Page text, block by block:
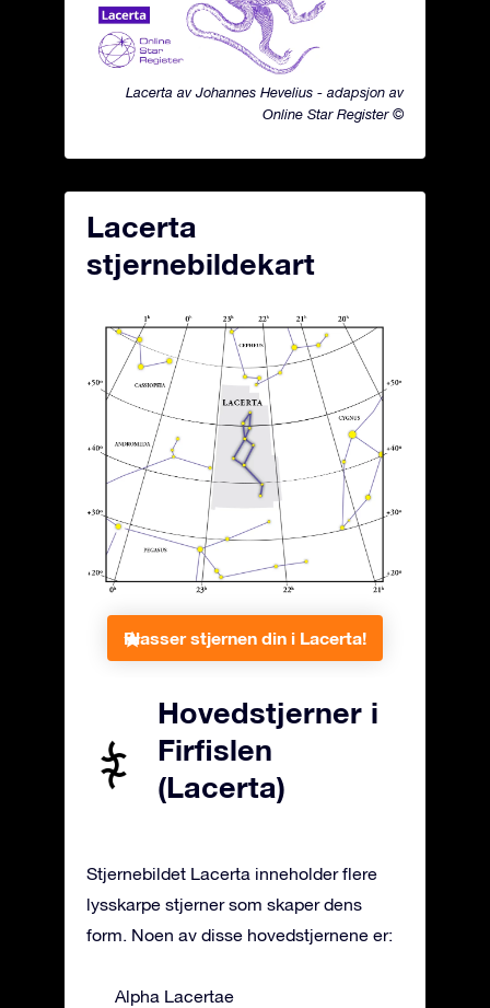
Lacerta av Johannes Hevelius - adapsjon av
Online Star Register ©
Lacerta
stjernebildekart
Plasser stjernen din i Lacerta!
Hovedstjerner i
Firfislen
(Lacerta)
Stjernebildet Lacerta inneholder flere
lysskarpe stjerner som skaper dens
form. Noen av disse hovedstjernene er:
Alpha Lacertae